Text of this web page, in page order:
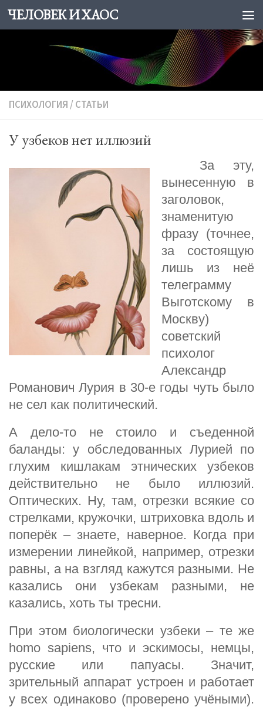
Skip to content
ЧЕЛОВЕК И ХАОС
ПСИХОЛОГИЯ / СТАТЬИ
У узбеков нет иллюзий
За эту,
вынесенную в
заголовок,
знаменитую
фразу (точнее,
за состоящую
лишь из неё
телеграмму
Выготскому в
Москву)
советский
психолог
Александр
Романович Лурия в 30-е годы чуть было
не сел как политический.
А дело-то не стоило и съеденной
баланды: у обследованных Лурией по
глухим кишлакам этнических узбеков
действительно не было иллюзий.
Оптических. Ну, там, отрезки всякие со
стрелками, кружочки, штриховка вдоль и
поперёк – знаете, наверное. Когда при
измерении линейкой, например, отрезки
равны, а на взгляд кажутся разными. Не
казались они узбекам разными, не
казались, хоть ты тресни.
При этом биологически узбеки – те же
homo sapiens, что и эскимосы, немцы,
русские или папуасы. Значит,
зрительный аппарат устроен и работает
у всех одинаково (проверено учёными).